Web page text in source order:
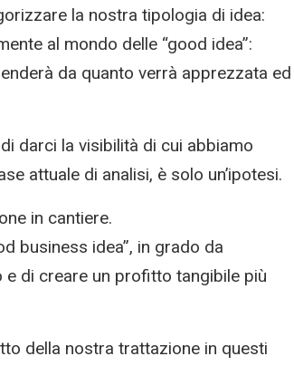
la nostra tipologia di idea:
al mondo delle “good idea”:
da quanto verrà apprezzata ed
darci la visibilità di cui abbiamo
attuale di analisi, è solo un’ipotesi.
in cantiere.
business idea”, in grado da
di creare un profitto tangibile più
della nostra trattazione in questi